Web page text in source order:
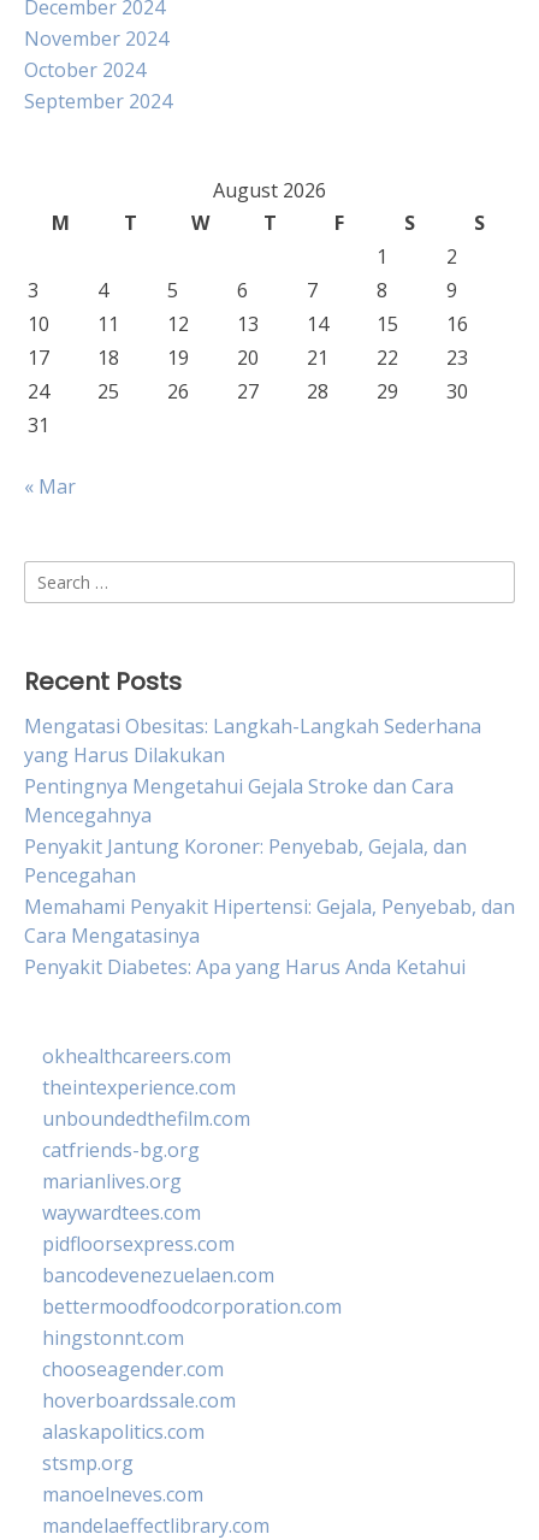
December 2024
November 2024
October 2024
September 2024
August 2026
M
T W T F S
S
1
2
3
4 5 6 7 8
9
10
11 12 13 14 15
16
17
18 19 20 21 22
23
24
25 26 27 28 29
30
31
« Mar
Search
for:
Recent Posts
Mengatasi Obesitas: Langkah-Langkah Sederhana
yang Harus Dilakukan
Pentingnya Mengetahui Gejala Stroke dan Cara
Mencegahnya
Penyakit Jantung Koroner: Penyebab, Gejala, dan
Pencegahan
Memahami Penyakit Hipertensi: Gejala, Penyebab, dan
Cara Mengatasinya
Penyakit Diabetes: Apa yang Harus Anda Ketahui
okhealthcareers.com
theintexperience.com
unboundedthefilm.com
catfriends-bg.org
marianlives.org
waywardtees.com
pidfloorsexpress.com
bancodevenezuelaen.com
bettermoodfoodcorporation.com
hingstonnt.com
chooseagender.com
hoverboardssale.com
alaskapolitics.com
stsmp.org
manoelneves.com
mandelaeffectlibrary.com